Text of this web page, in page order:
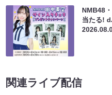
NMB48
当たる!
関連ライブ配信